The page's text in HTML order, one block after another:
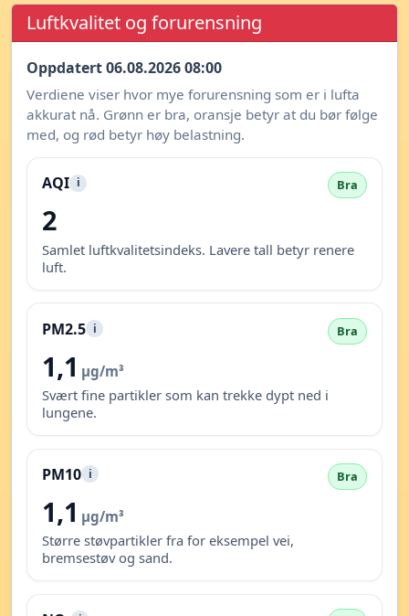
Luftkvalitet og forurensning
Oppdatert 06.08.2026 08:00
Verdiene viser hvor mye forurensning som er i lufta
akkurat nå. Grønn er bra, oransje betyr at du bør følge
med, og rød betyr høy belastning.
AQI i Bra
2
Samlet luftkvalitetsindeks. Lavere tall betyr renere
luft.
PM2.5 i Bra
1,1 µg/m³
Svært fine partikler som kan trekke dypt ned i
lungene.
PM10 i Bra
1,1 µg/m³
Større støvpartikler fra for eksempel vei,
bremsestøv og sand.